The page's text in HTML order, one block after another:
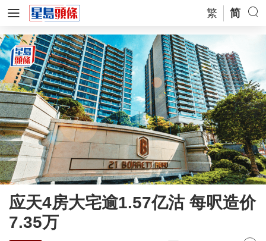
繁 简
应天4房大宅逾1.57亿沽 每呎造价
7.35万